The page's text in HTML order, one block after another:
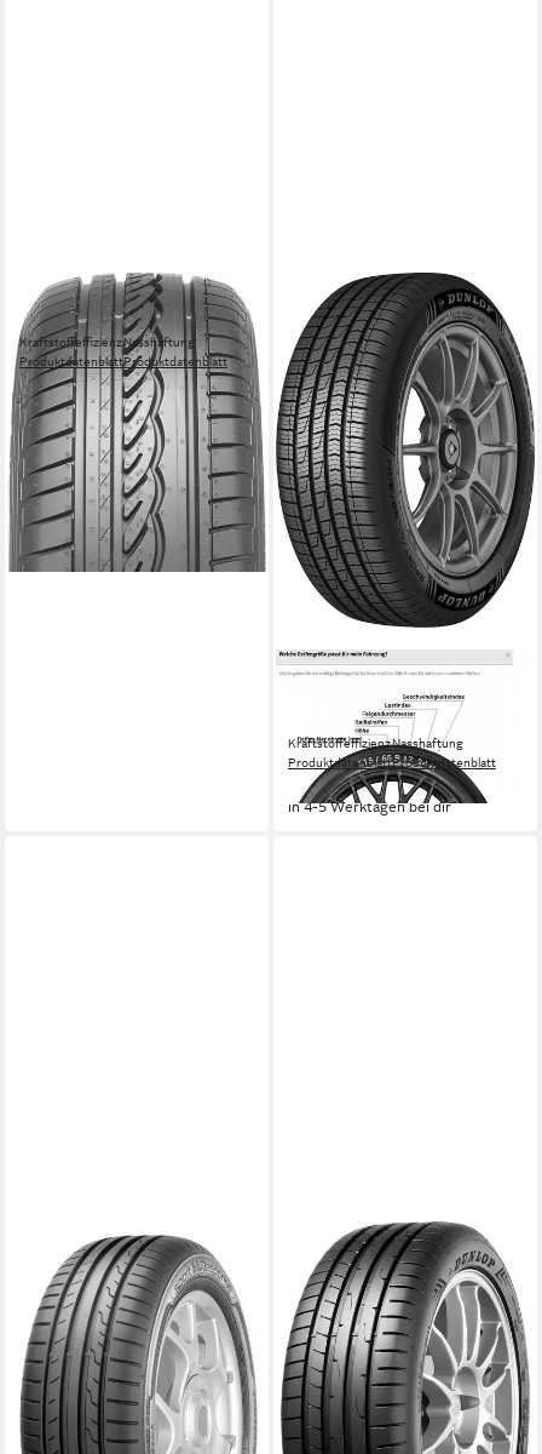
DUNLOP
Ganzjahresreifen DUNLOP
Kraftstoffeffizienz
Produktdatenblatt
Nasshaftung
Produktdatenblatt
156,99 €
in 4-5 Werktagen bei dir
DUNLOP
Ganzjahresreifen SPORT ALL
SEASON
Kraftstoffeffizienz
Produktdatenblatt
Nasshaftung
Produktdatenblatt
ab 112,99 €
in 4-5 Werktagen bei dir